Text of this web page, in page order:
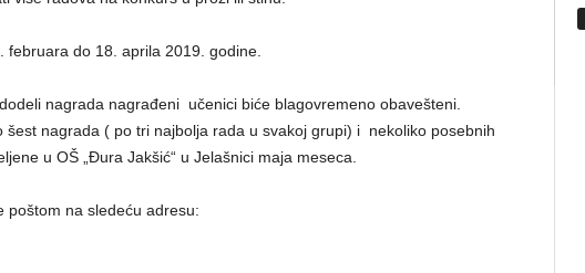
februara do 18. aprila 2019. godine.
nagrada nagrađeni učenici biće blagovremeno obavešteni.
šest nagrada ( po tri najbolјa rada u svakoj grupi) i nekoliko posebnih
u OŠ „Đura Jakšić“ u Jelašnici maja meseca.
poštom na sledeću adresu: